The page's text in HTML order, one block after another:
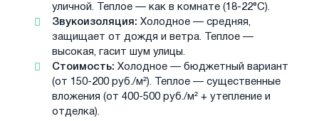
уличной. Теплое — как в комнате (18-22°C).
Звукоизоляция: Холодное — средняя,
защищает от дождя и ветра. Теплое —
высокая, гасит шум улицы.
Стоимость: Холодное — бюджетный вариант
(от 150-200 руб./м²). Теплое — существенные
вложения (от 400-500 руб./м² + утепление и
отделка).